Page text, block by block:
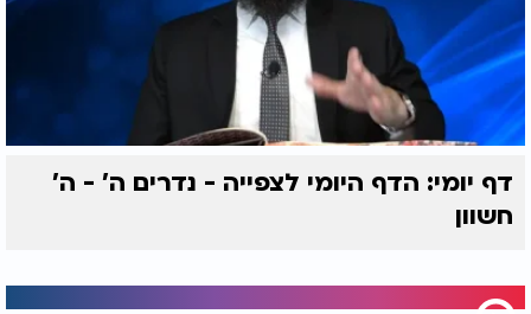
דף יומי: הדף היומי לצפייה - נדרים ה' - ה'
חשוון